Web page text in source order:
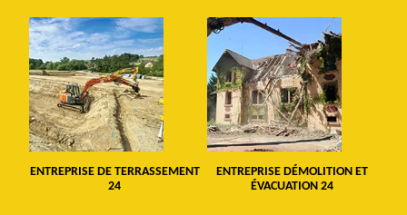
ENTREPRISE DE TERRASSEMENT
24
ENTREPRISE DÉMOLITION ET
ÉVACUATION 24